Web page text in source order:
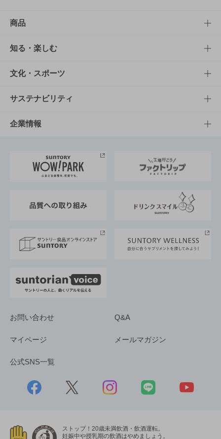
商品
商品TOP
商品一覧
商品発売情報
栄養成分一覧
知る・楽しむ
知る・楽しむTOP
キャンペーン
工場見学
地域情報
文化・スポーツ
文化・スポーツTOP
サントリーホール
サントリーサンバーズ大阪
サステナビリティ
サステナビリティTOP
サントリーが考えるサステナビリティ経営
企業情報
企業概要
採用情報
お問い合わせ Q&A
マイページ メールマガジン
公式SNS一覧
ストップ！20歳未満飲酒・飲酒運転。
妊娠中や授乳期の飲酒はやめましょう。